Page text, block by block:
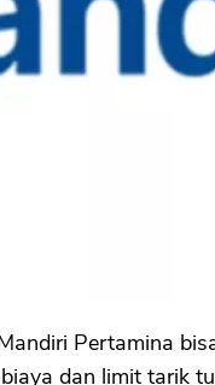
Pertamina
dan limit tarik